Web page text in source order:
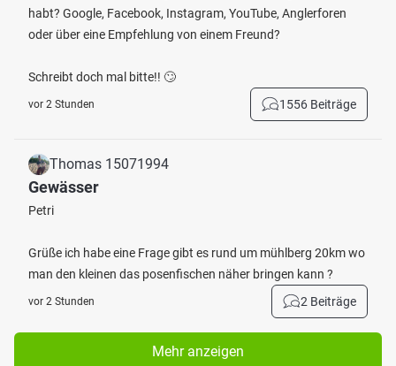
habt? Google, Facebook, Instagram, YouTube, Anglerforen
oder über eine Empfehlung von einem Freund?
Schreibt doch mal bitte!! 🙄
vor 2 Stunden 1556 Beiträge
Thomas 15071994
Gewässer
Petri
Grüße ich habe eine Frage gibt es rund um mühlberg 20km wo
man den kleinen das posenfischen näher bringen kann ?
vor 2 Stunden 2 Beiträge
Mehr anzeigen